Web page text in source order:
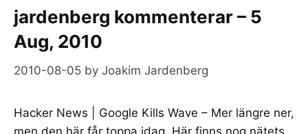
jardenberg kommenterar – 5
Aug, 2010
2010-08-05 by Joakim Jardenberg
Hacker News | Google Kills Wave – Mer längre ner,
men den här får toppa idag. Här finns nog nätets